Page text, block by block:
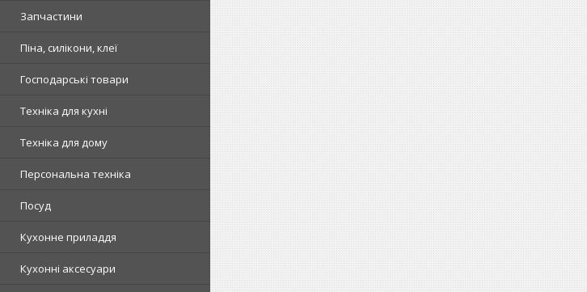
Запчастини
Піна, силікони, клеї
Господарські товари
Техніка для кухні
Техніка для дому
Персональна техніка
Посуд
Кухонне приладдя
Кухонні аксесуари